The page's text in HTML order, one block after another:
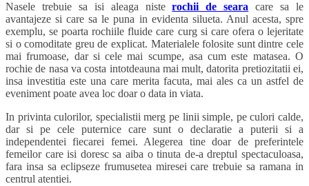
Nasele trebuie sa isi aleaga nisterochii de seara
care sa le
avantajeze si care sa le puna in evidenta silueta. Anul acesta, spre
exemplu, se poarta rochiile fluide care curg si care ofera o lejeritate
si o comoditate greu de explicat. Materialele folosite sunt dintre cele
mai frumoase, dar si cele mai scumpe, asa cum este matasea. O
rochie de nasa va costa intotdeauna mai mult, datorita pretiozitatii ei,
insa investitia este una care merita facuta, mai ales ca un astfel de
eveniment poate avea loc doar o data in viata.
In privinta culorilor, specialistii merg pe linii simple, pe culori calde,
dar si pe cele puternice care sunt o declaratie a puterii si a
independentei fiecarei femei. Alegerea tine doar de preferintele
femeilor care isi doresc sa aiba o tinuta de-a dreptul spectaculoasa,
fara insa sa eclipseze frumusetea miresei care trebuie sa ramana in
centrul atentiei.